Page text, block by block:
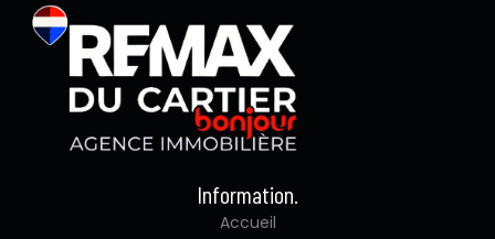
Information.
Accueil